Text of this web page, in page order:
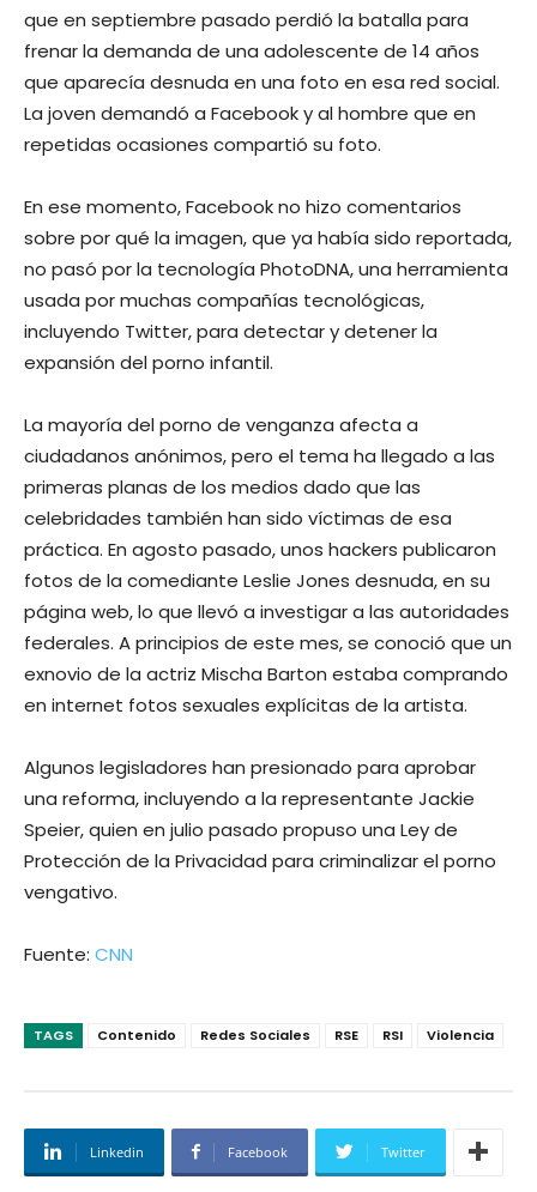
que en septiembre pasado perdió la batalla para
frenar la demanda de una adolescente de 14 años
que aparecía desnuda en una foto en esa red social.
La joven demandó a Facebook y al hombre que en
repetidas ocasiones compartió su foto.
En ese momento, Facebook no hizo comentarios
sobre por qué la imagen, que ya había sido reportada,
no pasó por la tecnología PhotoDNA, una herramienta
usada por muchas compañías tecnológicas,
incluyendo Twitter, para detectar y detener la
expansión del porno infantil.
La mayoría del porno de venganza afecta a
ciudadanos anónimos, pero el tema ha llegado a las
primeras planas de los medios dado que las
celebridades también han sido víctimas de esa
práctica. En agosto pasado, unos hackers publicaron
fotos de la comediante Leslie Jones desnuda, en su
página web, lo que llevó a investigar a las autoridades
federales. A principios de este mes, se conoció que un
exnovio de la actriz Mischa Barton estaba comprando
en internet fotos sexuales explícitas de la artista.
Algunos legisladores han presionado para aprobar
una reforma, incluyendo a la representante Jackie
Speier, quien en julio pasado propuso una Ley de
Protección de la Privacidad para criminalizar el porno
vengativo.
Fuente: CNN
TAGS Contenido Redes Sociales RSE RSI Violencia
Linkedin Facebook Twitter